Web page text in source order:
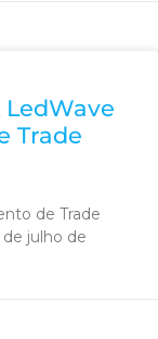
LedWave
Trade
de Trade
julho de